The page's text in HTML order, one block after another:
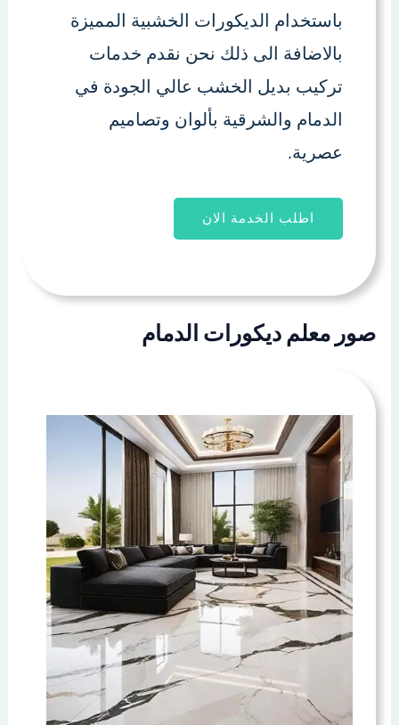
باستخدام الديكورات الخشبية المميزة
بالاضافة الى ذلك نحن نقدم خدمات
تركيب بديل الخشب عالي الجودة في
الدمام والشرقية بألوان وتصاميم
عصرية.
اطلب الخدمة الان
صور معلم ديكورات الدمام